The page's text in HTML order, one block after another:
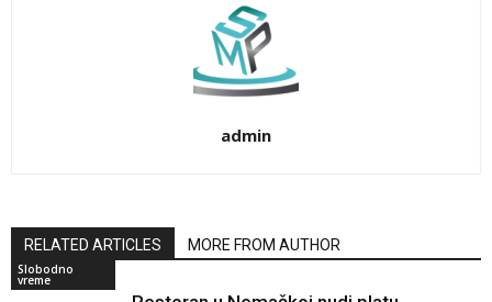
admin
RELATED ARTICLES MORE FROM AUTHOR
Slobodno
vreme